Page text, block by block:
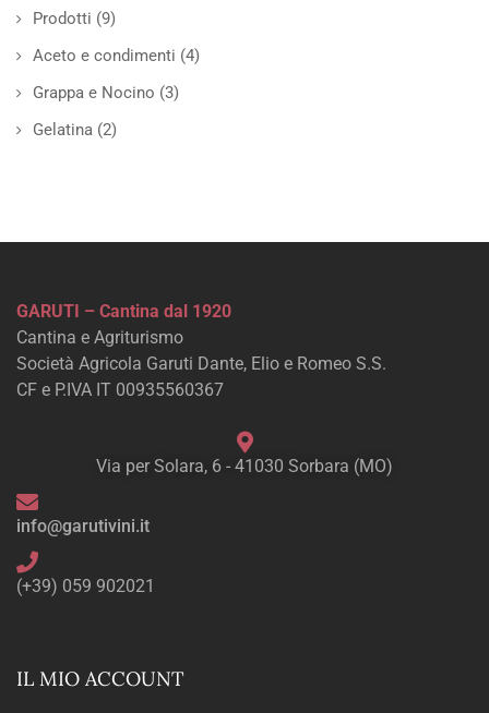
Prodotti (9)
Aceto e condimenti (4)
Grappa e Nocino (3)
Gelatina (2)
GARUTI – Cantina dal 1920
Cantina e Agriturismo
Società Agricola Garuti Dante, Elio e Romeo S.S.
CF e P.IVA IT 00935560367
Via per Solara, 6 - 41030 Sorbara (MO)
info@garutivini.it
(+39) 059 902021
IL MIO ACCOUNT